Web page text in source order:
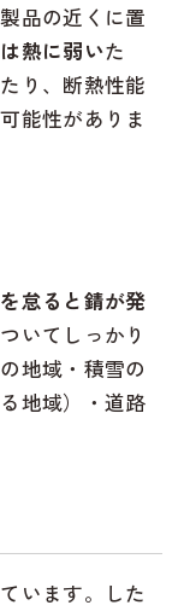
品の近くに置
熱に弱いた
り、断熱性能
能性がありま
怠ると錆が発
いてしっかり
地域・積雪の
地域）・道路
います。した